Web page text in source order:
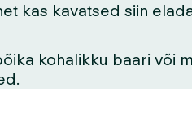
kas kavatsed siin
kohalikku baari või